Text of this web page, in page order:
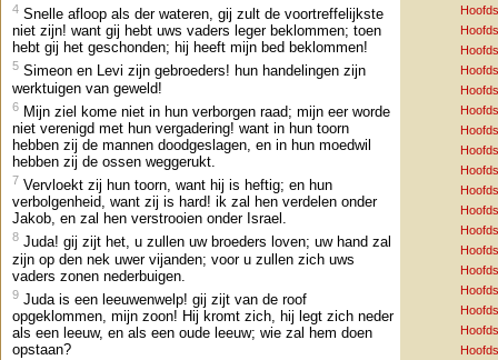
4 Snelle afloop als der wateren, gij zult de voortreffelijkste
niet zijn! want gij hebt uws vaders leger beklommen; toen
hebt gij het geschonden; hij heeft mijn bed beklommen!
5 Simeon en Levi zijn gebroeders! hun handelingen zijn
werktuigen van geweld!
6 Mijn ziel kome niet in hun verborgen raad; mijn eer worde
niet verenigd met hun vergadering! want in hun toorn
hebben zij de mannen doodgeslagen, en in hun moedwil
hebben zij de ossen weggerukt.
7 Vervloekt zij hun toorn, want hij is heftig; en hun
verbolgenheid, want zij is hard! ik zal hen verdelen onder
Jakob, en zal hen verstrooien onder Israel.
8 Juda! gij zijt het, u zullen uw broeders loven; uw hand zal
zijn op den nek uwer vijanden; voor u zullen zich uws
vaders zonen nederbuigen.
9 Juda is een leeuwenwelp! gij zijt van de roof
opgeklommen, mijn zoon! Hij kromt zich, hij legt zich neder
als een leeuw, en als een oude leeuw; wie zal hem doen
opstaan?